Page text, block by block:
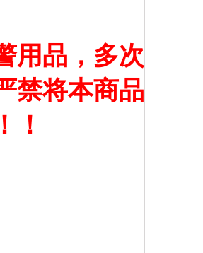
用品，多次
禁将本商品
！